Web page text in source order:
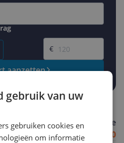
Gewenste prijs
€
aanzetten
Algemene score
9.0
gebruik van uw
gebruiken cookies en
om informatie